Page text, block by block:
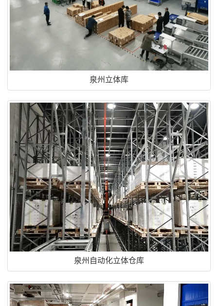
泉州立体库
泉州自动化立体仓库